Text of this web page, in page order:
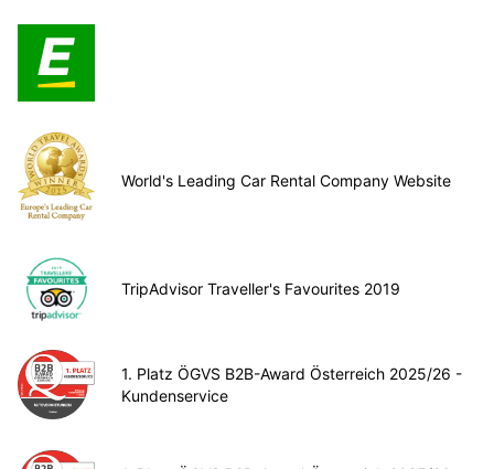
World's Leading Car Rental Company Website
TripAdvisor Traveller's Favourites 2019
1. Platz ÖGVS B2B-Award Österreich 2025/26 -
Kundenservice